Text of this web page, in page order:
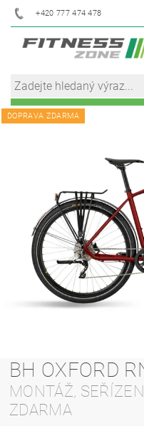
+420 777 474 478
DOPRAVA ZDARMA
BH OXFORD
MONTÁŽ,
ZDARMA